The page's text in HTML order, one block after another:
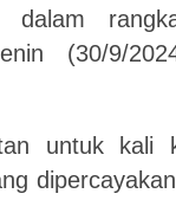
dalam
(30/9/
untuk kali